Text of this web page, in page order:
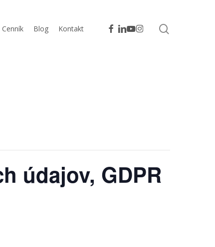
Cenník Blog Kontakt facebook
linkedin
youtube
instagram
údajov, GDPR